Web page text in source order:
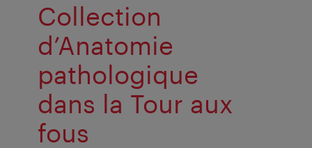
Collection
d’Anatomie
pathologique
dans la Tour aux
fous